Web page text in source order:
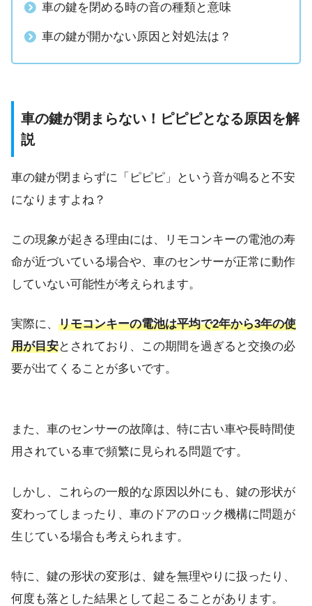
車の鍵を閉める時の音の種類と意味
車の鍵が開かない原因と対処法は？
車の鍵が閉まらない！ピピピとなる原因を解
説
車の鍵が閉まらずに「ピピピ」という音が鳴ると不安
になりますよね？
この現象が起きる理由には、リモコンキーの電池の寿
命が近づいている場合や、車のセンサーが正常に動作
していない可能性が考えられます。
実際に、 リモコンキーの電池は平均で2年から3年の使
用が目安とされており、この期間を過ぎると交換の必
要が出てくることが多いです。
また、車のセンサーの故障は、特に古い車や長時間使
用されている車で頻繁に見られる問題です。
しかし、これらの一般的な原因以外にも、鍵の形状が
変わってしまったり、車のドアのロック機構に問題が
生じている場合も考えられます。
特に、鍵の形状の変形は、鍵を無理やりに扱ったり、
何度も落とした結果として起こることがあります。